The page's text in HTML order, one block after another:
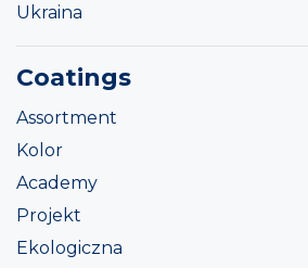
Ukraina
Coatings
Assortment
Kolor
Academy
Projekt
Ekologiczna